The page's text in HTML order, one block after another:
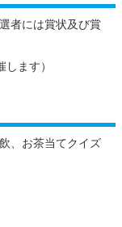
者には賞状及び賞
ます）
、お茶当てクイズ